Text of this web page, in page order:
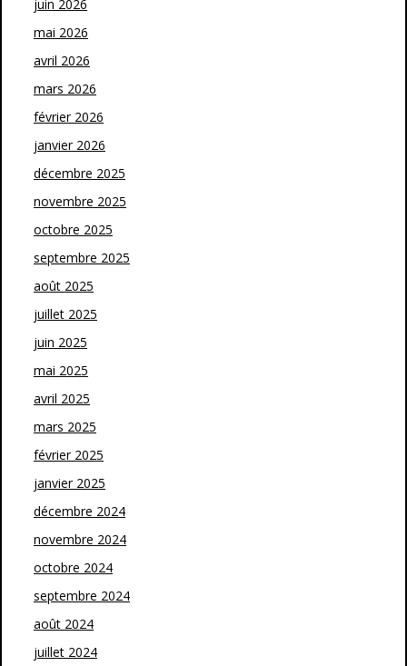
juin 2026
mai 2026
avril 2026
mars 2026
février 2026
janvier 2026
décembre 2025
novembre 2025
octobre 2025
septembre 2025
août 2025
juillet 2025
juin 2025
mai 2025
avril 2025
mars 2025
février 2025
janvier 2025
décembre 2024
novembre 2024
octobre 2024
septembre 2024
août 2024
juillet 2024